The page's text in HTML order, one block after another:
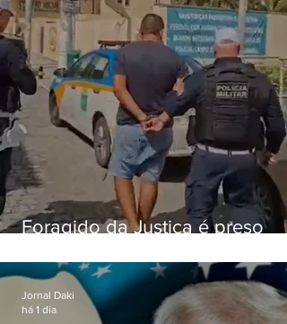
Foragido da Justiça é preso
RJ-106, em Maricá
Jornal Daki
há 1 dia